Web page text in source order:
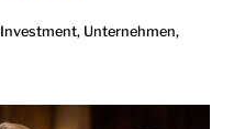
Investment, Unternehmen,